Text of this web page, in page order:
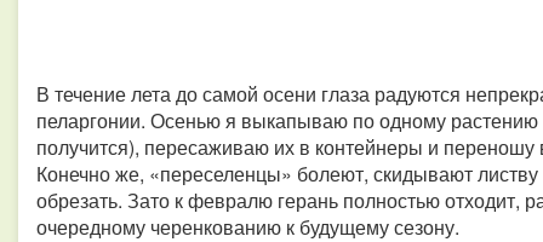
В течение лета до самой осени глаза радуются
пеларгонии. Осенью я выкапываю по одному растению
получится), пересаживаю их в контейнеры и
Конечно же, «переселенцы» болеют, скидывают
обрезать. Зато к февралю герань полностью отходит,
очередному черенкованию к будущему сезону.